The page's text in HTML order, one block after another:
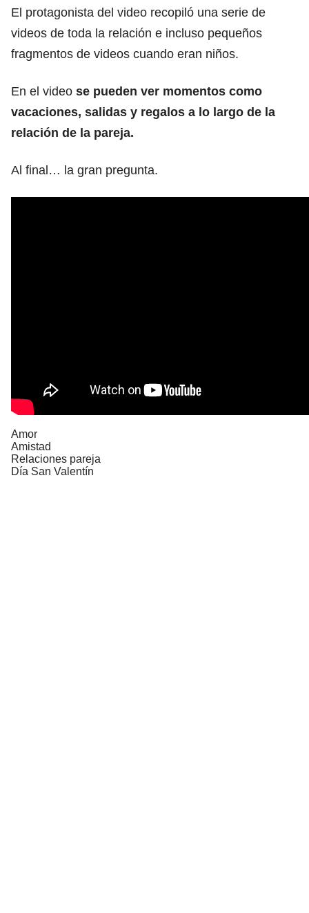
El protagonista del video recopiló una serie de
videos de toda la relación e incluso pequeños
fragmentos de videos cuando eran niños.
En el video se pueden ver momentos como
vacaciones, salidas y regalos a lo largo de la
relación de la pareja.
Al final… la gran pregunta.
Amor
Amistad
Relaciones pareja
Día San Valentín